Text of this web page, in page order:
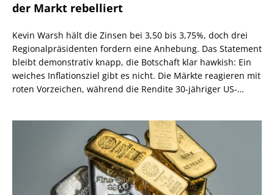
der Markt rebelliert
Kevin Warsh hält die Zinsen bei 3,50 bis 3,75%, doch drei
Regionalpräsidenten fordern eine Anhebung. Das Statement
bleibt demonstrativ knapp, die Botschaft klar hawkish: Ein
weiches Inflationsziel gibt es nicht. Die Märkte reagieren mit
roten Vorzeichen, während die Rendite 30-jähriger US-